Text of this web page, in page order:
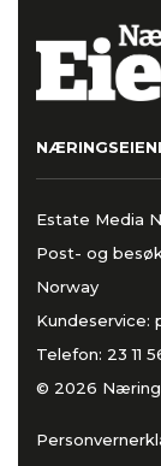
Estate Media
Post- og
Norway
Kundeservice:
Telefon: 23 11
© 2026